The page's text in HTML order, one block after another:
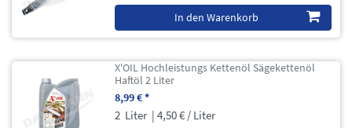
In den Warenkorb
X'OIL Hochleistungs Kettenöl Sägekettenöl
Haftöl 2 Liter
8,99 € *
2 Liter | 4,50 € / Liter